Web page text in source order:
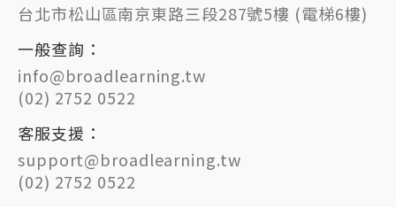
台北市松山區南京東路三段287號5樓 (電梯6樓)
一般查詢：
info@broadlearning.tw
(02) 2752 0522
客服支援：
support@broadlearning.tw
(02) 2752 0522